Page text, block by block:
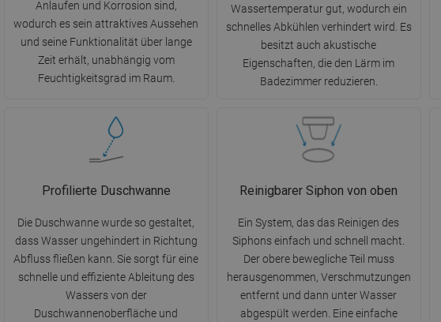
Anlaufen und Korrosion sind,
wodurch es sein attraktives Aussehen
und seine Funktionalität über lange
Zeit erhält, unabhängig vom
Feuchtigkeitsgrad im Raum.
Wassertemperatur gut, wodurch ein
schnelles Abkühlen verhindert wird. Es
besitzt auch akustische
Eigenschaften, die den Lärm im
Badezimmer reduzieren.
Profilierte Duschwanne
Die Duschwanne wurde so gestaltet,
dass Wasser ungehindert in Richtung
Abfluss fließen kann. Sie sorgt für eine
schnelle und effiziente Ableitung des
Wassers von der
Duschwannenoberfläche und
Reinigbarer Siphon von oben
Ein System, das das Reinigen des
Siphons einfach und schnell macht.
Der obere bewegliche Teil muss
herausgenommen, Verschmutzungen
entfernt und dann unter Wasser
abgespült werden. Eine einfache